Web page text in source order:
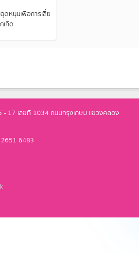
ดหนุนเพื่อการเลี้ย
เกิด
17 เลขที่ 1034 ถนนกรุงเกษม แขวงคลอง
6483